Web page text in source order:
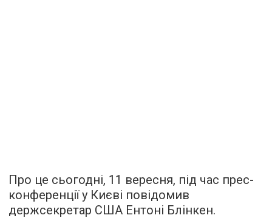
Про це сьогодні, 11 вересня, під час прес-
конференції у Києві повідомив
держсекретар США Ентоні Блінкен.